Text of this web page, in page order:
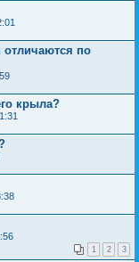
отличаются по
крыла?
1 2 3